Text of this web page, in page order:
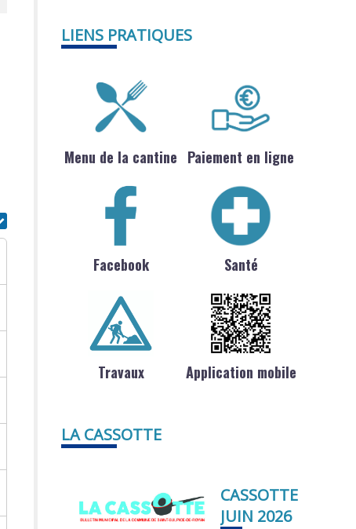
LIENS PRATIQUES
Menu de la cantine Paiement en ligne
Facebook Santé
Travaux Application mobile
LA CASSOTTE
CASSOTTE
JUIN 2026